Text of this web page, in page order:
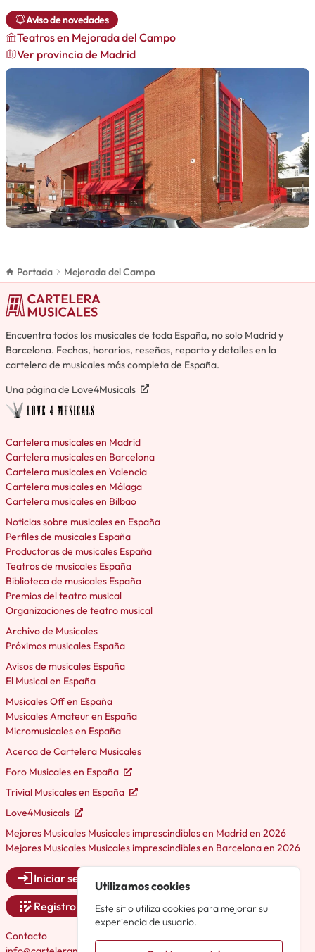
Aviso de novedades
Teatrosen Mejorada del Campo
Ver provincia de Madrid
Portada Mejorada del Campo
Encuentra todos los musicales de toda España, no solo Madrid y
Barcelona. Fechas, horarios, reseñas, reparto y detalles en la
cartelera de musicales más completa de España.
Una página de Love4Musicals
Cartelera musicales en Madrid
Cartelera musicales en Barcelona
Cartelera musicales en Valencia
Cartelera musicales en Málaga
Cartelera musicales en Bilbao
Noticias sobre musicales en España
Perfiles de musicales España
Productoras de musicales España
Teatros de musicales España
Biblioteca de musicales España
Premios del teatro musical
Organizaciones de teatro musical
Archivo de Musicales
Próximos musicales España
Avisos de musicales España
El Musical en España
Musicales Off en España
Musicales Amateur en España
Micromusicales en España
Acerca de Cartelera Musicales
Foro Musicales en España
Trivial Musicales en España
Love4Musicals
Mejores Musicales Musicales imprescindibles en Madrid en 2026
Mejores Musicales Musicales imprescindibles en Barcelona en 2026
Iniciar sesión
Registro
Contacto
Utilizamos cookies
Este sitio utiliza cookies para mejorar su
experiencia de usuario.